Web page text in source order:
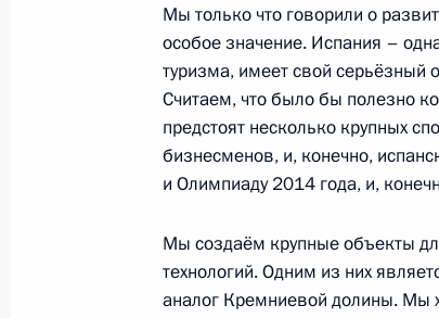
Поиск
Для СМИ
Подписаться
Справочник
Версия для людей
возможностями
возраста
Кремлю
Владимир
личный
Дикая
Мы только что говорили о
особое значение. Испания –
туризма, имеет свой серьёзный
Считаем, что было бы полезно
предстоят несколько крупных
бизнесменов, и, конечно,
и Олимпиаду 2014 года, и,
Мы создаём крупные объекты
технологий. Одним из них
аналог Кремниевой долины. Мы